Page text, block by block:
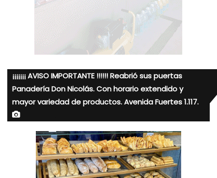
¡¡¡¡¡¡¡ AVISO IMPORTANTE !!!!!! Reabrió sus puertas
Panadería Don Nicolás. Con horario extendido y
mayor variedad de productos. Avenida Fuertes 1.117.